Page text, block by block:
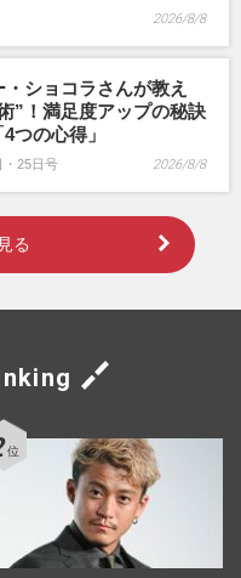
2026/8/8
ショコラさんが教え
”！満足度アップの秘訣
つの心得」
・25日号 2026/8/8
る